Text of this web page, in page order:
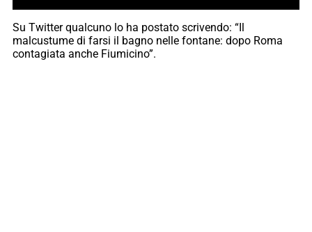
Su Twitter qualcuno lo ha postato scrivendo: “Il
malcustume di farsi il bagno nelle fontane: dopo Roma
contagiata anche Fiumicino”.